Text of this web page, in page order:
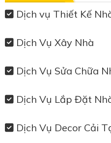
Dịch vụ Thiết Kế
Dịch Vụ Xây Nhà
Dịch Vụ Sửa Chữa
Dịch Vụ Lắp Đặt
Dịch Vụ Decor Cải